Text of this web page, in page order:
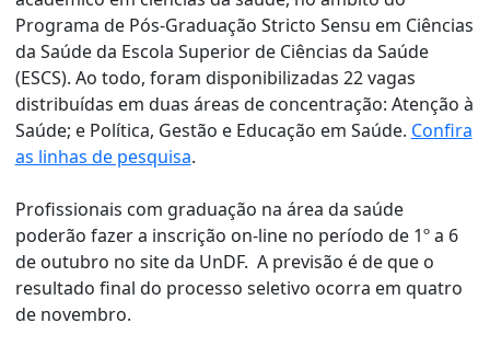
Programa de Pós-Graduação Stricto Sensu em Ciências
da Saúde da Escola Superior de Ciências da Saúde
(ESCS). Ao todo, foram disponibilizadas 22 vagas
distribuídas em duas áreas de concentração: Atenção à
Saúde; e Política, Gestão e Educação em Saúde. Confira
as linhas de pesquisa.
Profissionais com graduação na área da saúde
poderão fazer a inscrição on-line no período de 1º a 6
de outubro no site da UnDF. A previsão é de que o
resultado final do processo seletivo ocorra em quatro
de novembro.